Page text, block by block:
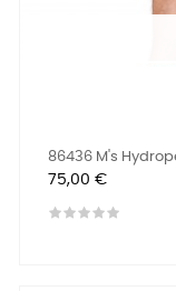
86436 M's
Prix
75,00 €